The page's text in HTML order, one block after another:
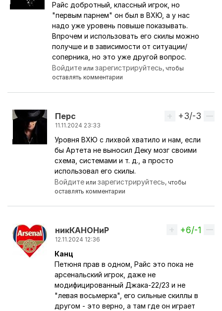
Ответ на комментарий пользователя
Райс добротный, классный игрок, но
"первым парнем" он был в ВХЮ, а у нас
надо уже уровень повыше показывать.
Впрочем и использовать его скилы можно
получше и в зависимости от ситуации/
соперника, но это уже другой вопрос.
Войдите илизарегистрируйтесь, чтобы
оставлять комментарии
Перс
11.11.2024 23:33
Ответ на комментарий пользователяNetlennyi
Вверх
+3/-3
Уровня ВХЮ с лихвой хватило и нам, если
бы Артета не выносил Деку мозг своими
схема, системами и т. д., а просто
использовал его скилы.
Войдите илизарегистрируйтесь, чтобы
оставлять комментарии
никКАНОНиР
12.11.2024 12:36
Ответ на комментарий пользователяNetlennyi
Вверх
+6/-1
Канц
Петюня прав в одном, Райс это пока не
арсенальский игрок, даже не
модифицированный Джака-22/23 и не
"левая восьмерка", его сильные скиллы в
другом - это верно, а там где он играет